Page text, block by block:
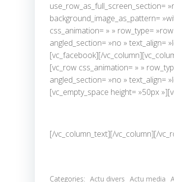
use_row_as_full_screen_section=
background_image_as_pattern=
css_animation= » » row_type=
angled_section= »no » text_align=
[vc_facebook][/
[vc_row css_animation= » »
angled_section= »no » text_align=
[vc_empty_space height= »50px
[/vc_column_text][/vc_column][/
Categories: Actu divers Actu media